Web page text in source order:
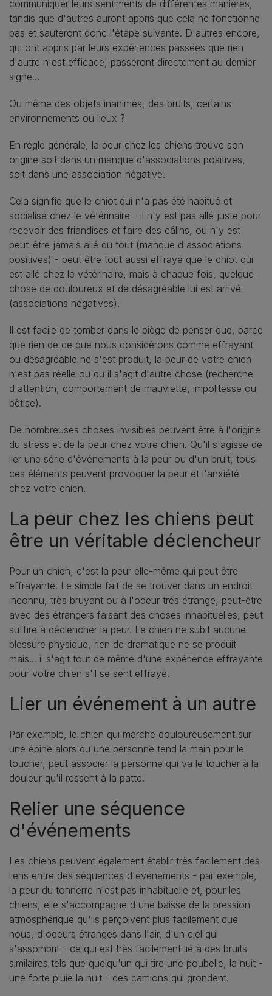
communiquer leurs sentiments de différentes manières,
tandis que d'autres auront appris que cela ne fonctionne
pas et sauteront donc l'étape suivante. D'autres encore,
qui ont appris par leurs expériences passées que rien
d'autre n'est efficace, passeront directement au dernier
signe...
Ou même des objets inanimés, des bruits, certains
environnements ou lieux ?
En règle générale, la peur chez les chiens trouve son
origine soit dans un manque d'associations positives,
soit dans une association négative.
Cela signifie que le chiot qui n'a pas été habitué et
socialisé chez le vétérinaire - il n'y est pas allé juste pour
recevoir des friandises et faire des câlins, ou n'y est
peut-être jamais allé du tout (manque d'associations
positives) - peut être tout aussi effrayé que le chiot qui
est allé chez le vétérinaire, mais à chaque fois, quelque
chose de douloureux et de désagréable lui est arrivé
(associations négatives).
Il est facile de tomber dans le piège de penser que, parce
que rien de ce que nous considérons comme effrayant
ou désagréable ne s'est produit, la peur de votre chien
n'est pas réelle ou qu'il s'agit d'autre chose (recherche
d'attention, comportement de mauviette, impolitesse ou
bêtise).
De nombreuses choses invisibles peuvent être à l'origine
du stress et de la peur chez votre chien. Qu'il s'agisse de
lier une série d'événements à la peur ou d'un bruit, tous
ces éléments peuvent provoquer la peur et l'anxiété
chez votre chien.
La peur chez les chiens peut
être un véritable déclencheur
Pour un chien, c'est la peur elle-même qui peut être
effrayante. Le simple fait de se trouver dans un endroit
inconnu, très bruyant ou à l'odeur très étrange, peut-être
avec des étrangers faisant des choses inhabituelles, peut
suffire à déclencher la peur. Le chien ne subit aucune
blessure physique, rien de dramatique ne se produit
mais... il s'agit tout de même d'une expérience effrayante
pour votre chien s'il se sent effrayé.
Lier un événement à un autre
Par exemple, le chien qui marche douloureusement sur
une épine alors qu'une personne tend la main pour le
toucher, peut associer la personne qui va le toucher à la
douleur qu'il ressent à la patte.
Relier une séquence
d'événements
Les chiens peuvent également établir très facilement des
liens entre des séquences d'événements - par exemple,
la peur du tonnerre n'est pas inhabituelle et, pour les
chiens, elle s'accompagne d'une baisse de la pression
atmosphérique qu'ils perçoivent plus facilement que
nous, d'odeurs étranges dans l'air, d'un ciel qui
s'assombrit - ce qui est très facilement lié à des bruits
similaires tels que quelqu'un qui tire une poubelle, la nuit -
une forte pluie la nuit - des camions qui grondent.